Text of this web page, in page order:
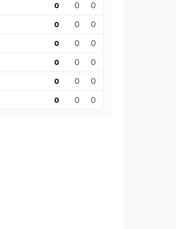
0 0 0
0 0 0
0 0 0
0 0 0
0 0 0
0 0 0